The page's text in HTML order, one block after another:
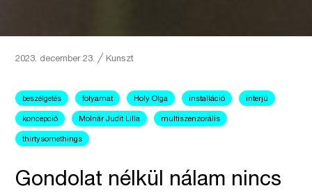
2023. december 23.╱ Kunszt
beszélgetés folyamat Holy Olga installáció interjú
koncepció Molnár Judit Lilla multiszenzorális
thirtysomethings
Gondolat nélkül nálam nincs